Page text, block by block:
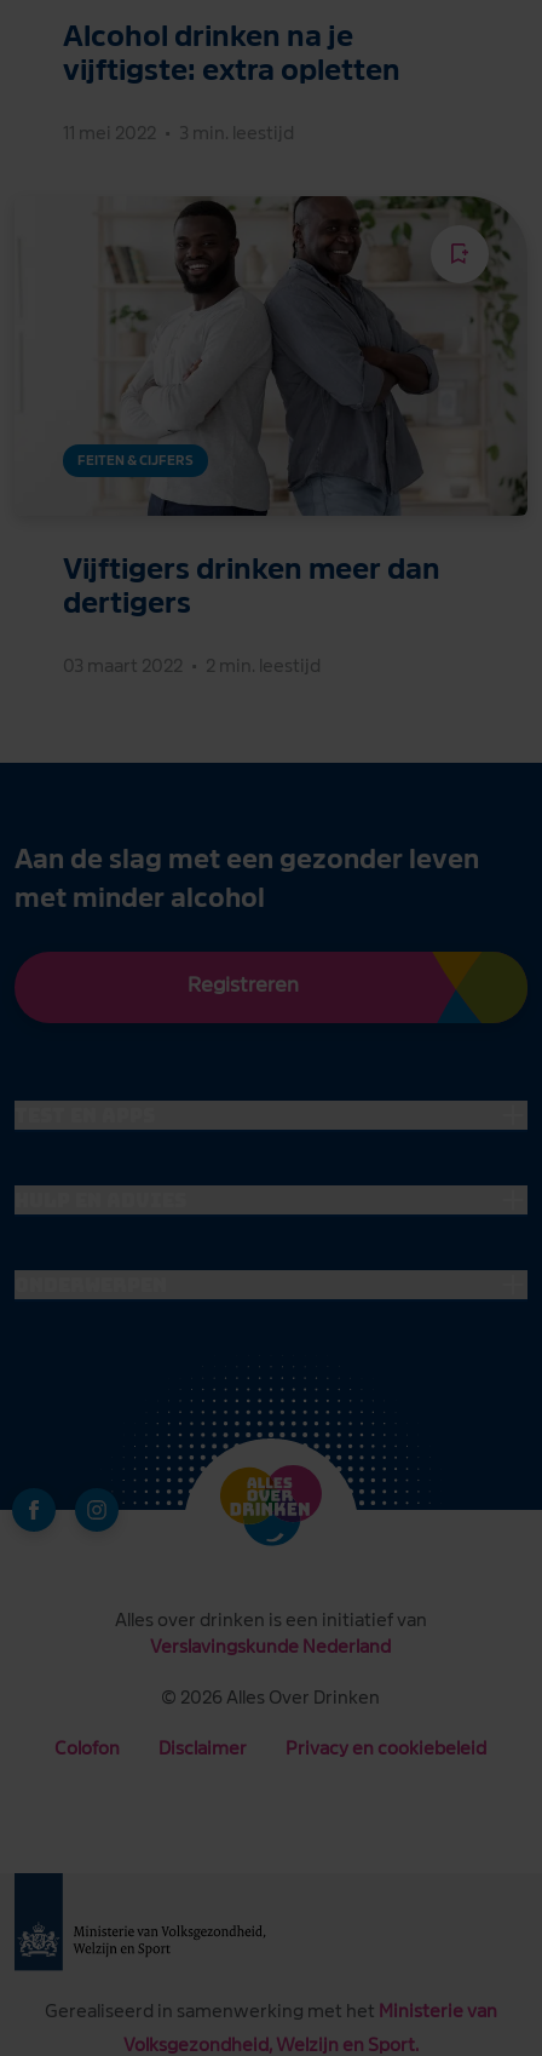
Alcohol drinken na je
vijftigste: extra opletten
11 mei 2022 • 3 min. leestijd
FEITEN & CIJFERS
Vijftigers drinken meer dan
dertigers
03 maart 2022 • 2 min. leestijd
Aan de slag met een gezonder leven
met minder alcohol
Registreren
© 2026 Alles Over Drinken
Alles over drinken is een initiatief van
Verslavingskunde Nederland
Colofon Disclaimer Privacy en cookiebeleid
Gerealiseerd in samenwerking met het Ministerie van
Volksgezondheid, Welzijn en Sport.